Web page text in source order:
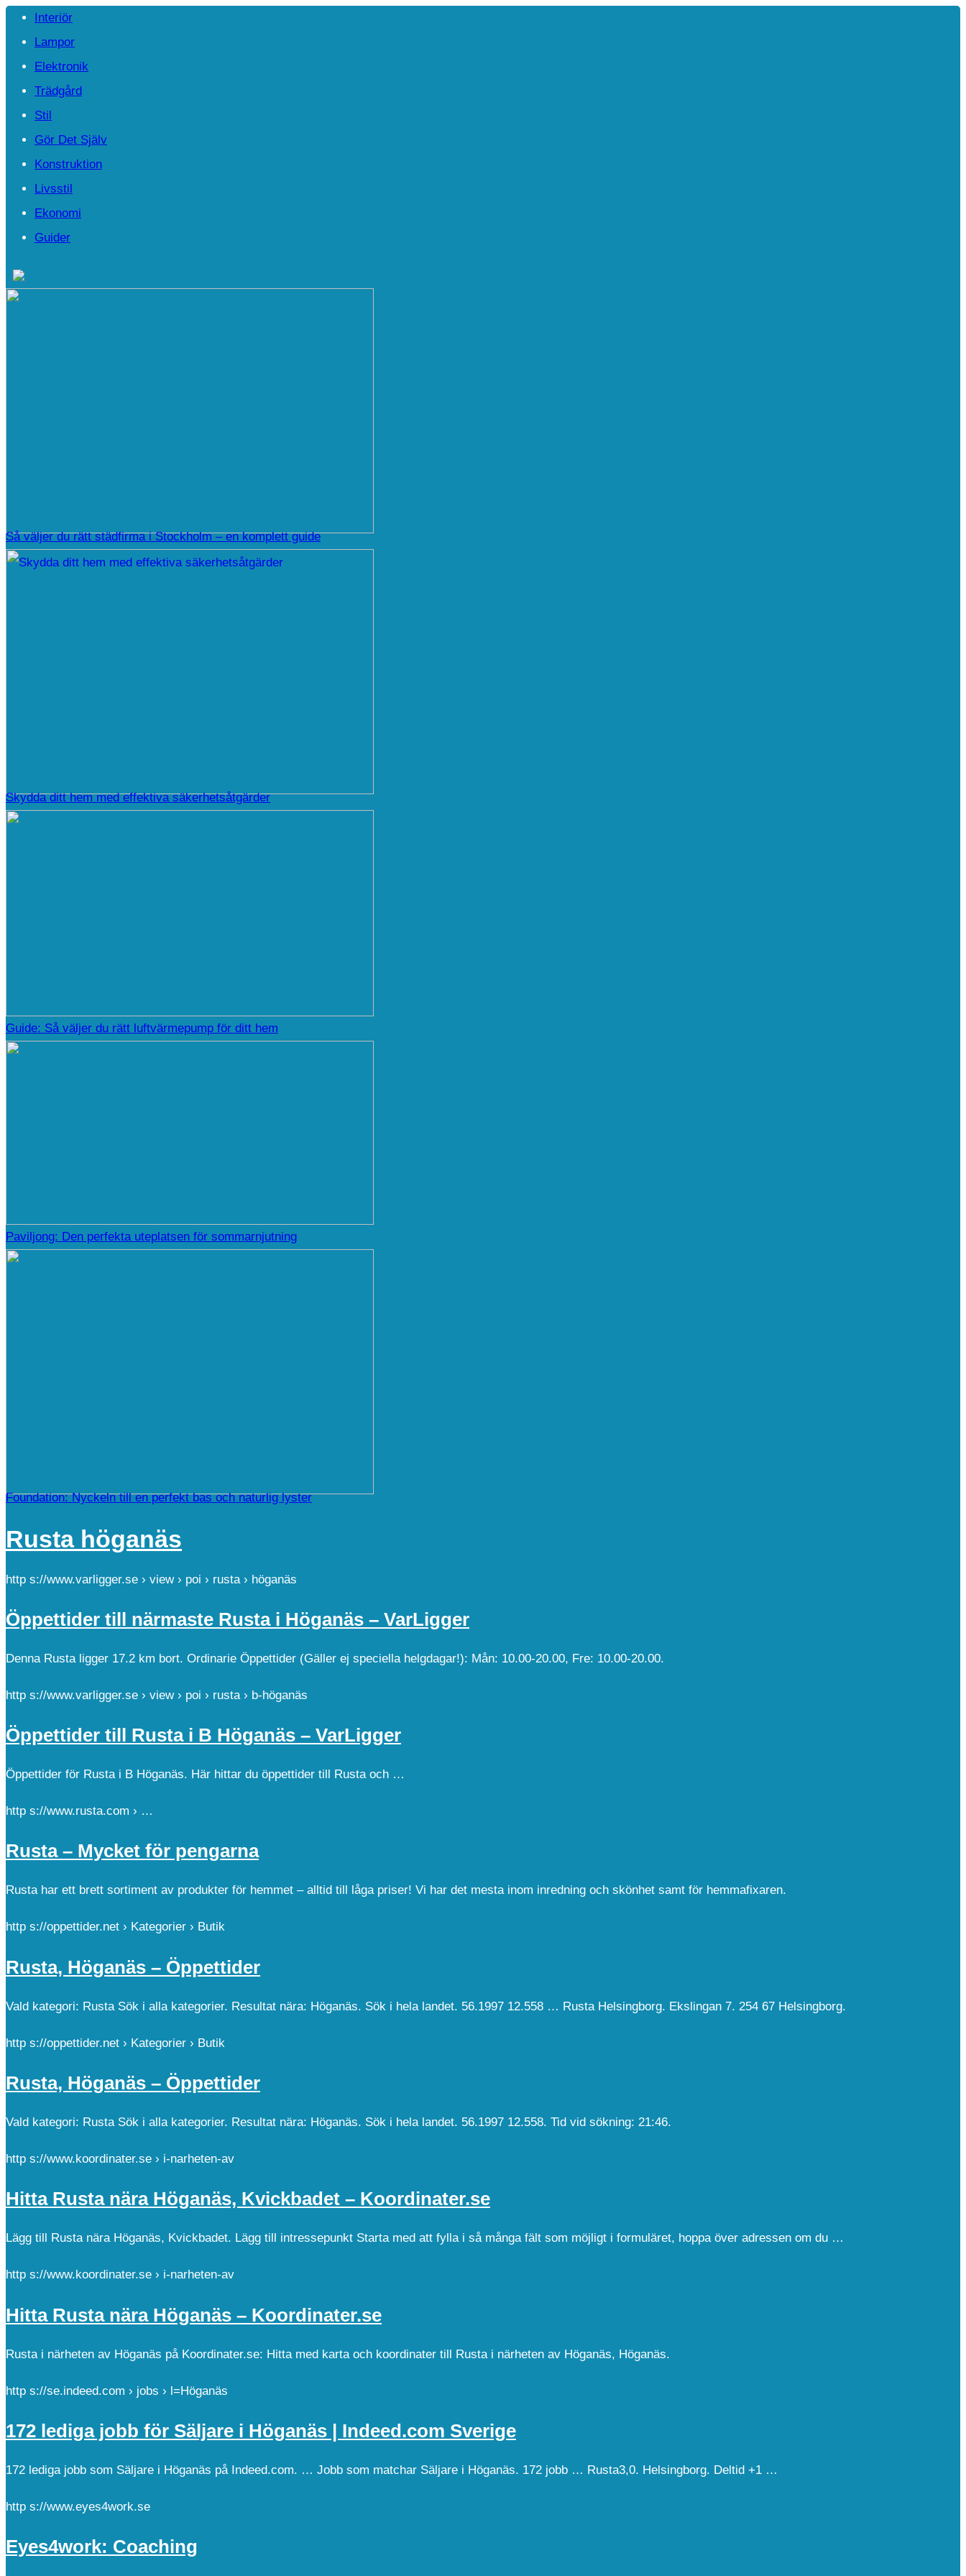
Interiör
Lampor
Elektronik
Trädgård
Stil
Gör Det Själv
Konstruktion
Livsstil
Ekonomi
Guider
Så väljer du rätt städfirma i Stockholm – en komplett guide
Skydda ditt hem med effektiva säkerhetsåtgärder
Guide: Så väljer du rätt luftvärmepump för ditt hem
Paviljong: Den perfekta uteplatsen för sommarnjutning
Foundation: Nyckeln till en perfekt bas och naturlig lyster
Rusta höganäs
http s://www.varligger.se › view › poi › rusta › höganäs
Öppettider till närmaste Rusta i Höganäs – VarLigger
Denna Rusta ligger 17.2 km bort. Ordinarie Öppettider (Gäller ej speciella helgdagar!): Mån: 10.00-20.00, Fre: 10.00-20.00.
http s://www.varligger.se › view › poi › rusta › b-höganäs
Öppettider till Rusta i B Höganäs – VarLigger
Öppettider för Rusta i B Höganäs. Här hittar du öppettider till Rusta och …
http s://www.rusta.com › …
Rusta – Mycket för pengarna
Rusta har ett brett sortiment av produkter för hemmet – alltid till låga priser! Vi har det mesta inom inredning och skönhet samt för hemmafixaren.
http s://oppettider.net › Kategorier › Butik
Rusta, Höganäs – Öppettider
Vald kategori: Rusta Sök i alla kategorier. Resultat nära: Höganäs. Sök i hela landet. 56.1997 12.558 … Rusta Helsingborg. Ekslingan 7. 254 67 Helsingborg.
http s://oppettider.net › Kategorier › Butik
Rusta, Höganäs – Öppettider
Vald kategori: Rusta Sök i alla kategorier. Resultat nära: Höganäs. Sök i hela landet. 56.1997 12.558. Tid vid sökning: 21:46.
http s://www.koordinater.se › i-narheten-av
Hitta Rusta nära Höganäs, Kvickbadet – Koordinater.se
Lägg till Rusta nära Höganäs, Kvickbadet. Lägg till intressepunkt Starta med att fylla i så många fält som möjligt i formuläret, hoppa över adressen om du …
http s://www.koordinater.se › i-narheten-av
Hitta Rusta nära Höganäs – Koordinater.se
Rusta i närheten av Höganäs på Koordinater.se: Hitta med karta och koordinater till Rusta i närheten av Höganäs, Höganäs.
http s://se.indeed.com › jobs › l=Höganäs
172 lediga jobb för Säljare i Höganäs | Indeed.com Sverige
172 lediga jobb som Säljare i Höganäs på Indeed.com. … Jobb som matchar Säljare i Höganäs. 172 jobb … Rusta3,0. Helsingborg. Deltid +1 …
http s://www.eyes4work.se
Eyes4work: Coaching